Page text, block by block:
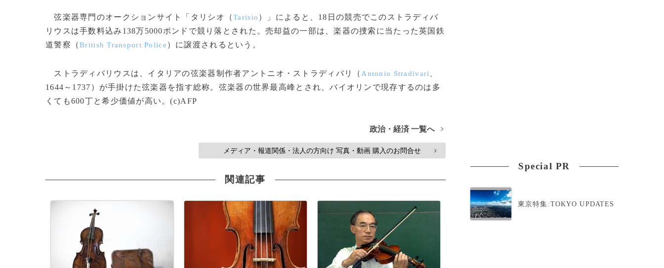
弦楽器専門のオークションサイト「タリシオ（Tarisio ）」によると、18日の競売でこのストラディバ
リウスは手数料込み138万5000ポンドで競り落とされた。売却益の一部は、楽器の捜索に当たった英国鉄
道警察（British Transport Police ）に譲渡されるという。
ストラディバリウスは、イタリアの弦楽器制作者アントニオ・ストラディバリ（ Antonio Stradivari
1644～1737）が手掛けた弦楽器を指す総称。弦楽器の世界最高峰とされ、バイオリンで現存するのは多
くても600丁と希少価値が高い。(c)AFP
政治・経済 一覧へ >
メディア・報道関係・法人の方向け 写真・動画 購入のお問合せ >
関連記事
Special PR
東京特集:TOKYO UPDATES